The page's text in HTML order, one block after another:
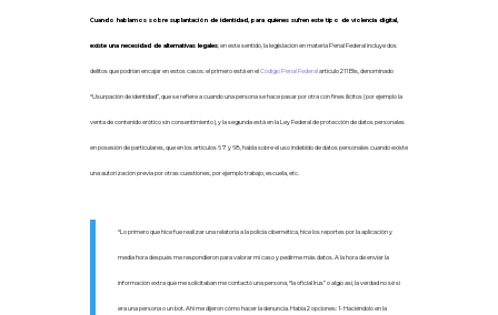
Cuando hablamos sobre suplantación de identidad, para quienes sufren este tipo de violencia digital,
existe una necesidad de alternativas legales; en este sentido, la legislación en materia Penal Federal incluye dos
delitos que podrían encajar en estos casos: el primero está en el Código Penal Federal artículo 211 Bis, denominado
“Usurpación de identidad”, que se refiere a cuando una persona se hace pasar por otra con fines ilícitos (por ejemplo la
venta de contenido erótico sin consentimiento), y la segunda está en la Ley Federal de protección de datos personales
en posesión de particulares, que en los artículos 67 y 68, habla sobre el uso indebido de datos personales cuando existe
una autorización previa por otras cuestiones, por ejemplo trabajo, escuela, etc.
“Lo primero que hice fue realizaruna relatoría a la policía cibernética, hice los reportes por la aplicación y
media hora después me respondieron para valorar mi caso y pedirme más datos. A la hora de enviar la
información extra que me solicitaban me contactó una persona, “la oficial Irus” o algo así, la verdad no sé si
era una persona o un bot. Ahí me dijeron cómo hacer la denuncia. Había 2 opciones: 1- Haciéndolo en la